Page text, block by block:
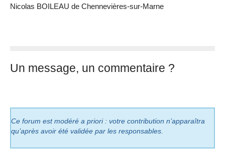
Nicolas BOILEAU de Chennevières-sur-Marne
Un message, un commentaire ?
Ce forum est modéré a priori : votre contribution n’apparaîtra
qu’après avoir été validée par les responsables.